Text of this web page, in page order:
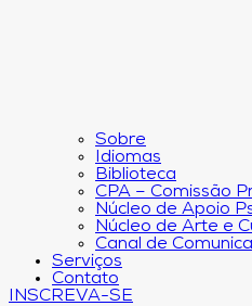
Sobre
Idiomas
Biblioteca
CPA – Comissão
Núcleo de Apoio
Núcleo de Arte e
Canal de
Serviços
Contato
INSCREVA-SE